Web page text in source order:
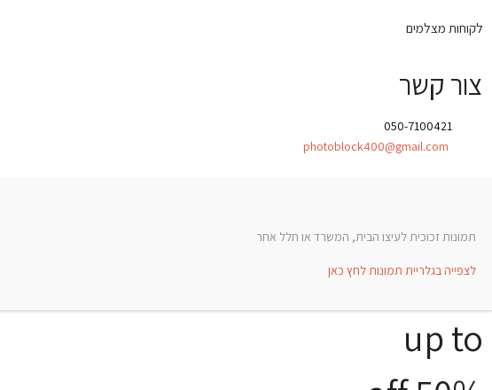
לקוחות מצלמים
צור קשר
photoblock400@gmail.com
תמונות זכוכית לעיצו הבית, המשרד או חלל אחר
לצפייה בגלריית תמונות לחץ כאן
up to